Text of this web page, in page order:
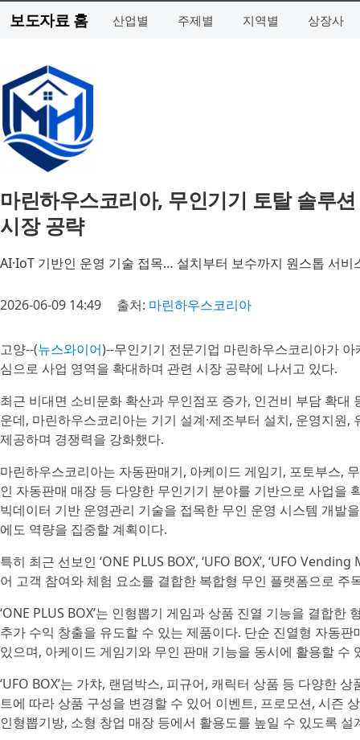
보도자료 홈 산업별 주제별 지역별 상장사
마린하우스코리아, 무인기기 토탈 솔루
시장 공략
AI·IoT 기반인 운영 기술 접목… 설치부터 보수까지 원스톱 서비
2026-06-09 14:49 출처: 마린하우스코리아
고양--(뉴스와이어)--무인기기 전문기업 마린하우스코리아가
심으로 사업 영역을 확대하며 관련 시장 공략에 나서고 있다.
최근 비대면 소비문화 확산과 무인점포 증가, 인건비 부담 확
운데, 마린하우스코리아는 기기 설계·제조부터 설치, 운영지원
제공하며 경쟁력을 강화했다.
마린하우스코리아는 자동판매기, 아케이드 게임기, 포토부스,
인 자동판매 매장 등 다양한 무인기기 분야를 기반으로 사업을
빅데이터 기반 운영관리 기술을 접목한 무인 운영 시스템 개발
에도 역량을 집중할 계획이다.
특히 최근 선보인 ‘ONE PLUS BOX’, ‘UFO BOX’, ‘UFO
어 고객 참여와 체험 요소를 결합한 복합형 무인 플랫폼으로 주
‘ONE PLUS BOX’는 인형뽑기 게임과 상품 진열 기능을 결합
추가 수익 창출을 유도할 수 있는 제품이다. 단순 진열형 자동
있으며, 아케이드 게임기와 무인 판매 기능을 동시에 활용할 수
‘UFO BOX’는 가챠, 랜덤박스, 피규어, 캐릭터 상품 등 다양한
트에 따라 상품 구성을 변경할 수 있어 이벤트, 프로모션, 시즌
인형뽑기방, 소형 창업 매장 등에서 활용도를 높일 수 있도록 설